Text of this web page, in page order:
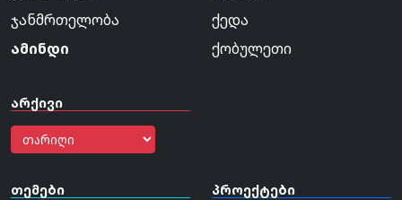
ჯანმრთელობა
ამინდი
არქივი
ქედა
ქობულეთი
თემები პროექტები